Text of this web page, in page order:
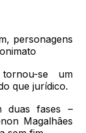
personagens
se um
que jurídico.
duas fases –
Magalhães